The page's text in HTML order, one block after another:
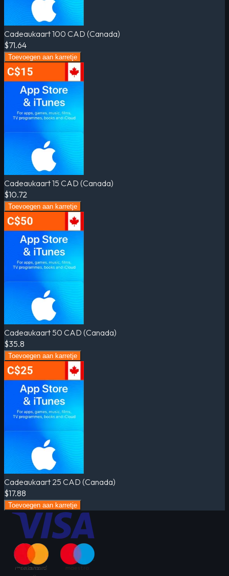
Cadeaukaart 100 CAD (Canada)
$71.64
Toevoegen aan karretje
Cadeaukaart 15 CAD (Canada)
$10.72
Toevoegen aan karretje
Cadeaukaart 50 CAD (Canada)
$35.8
Toevoegen aan karretje
Cadeaukaart 25 CAD (Canada)
$17.88
Toevoegen aan karretje